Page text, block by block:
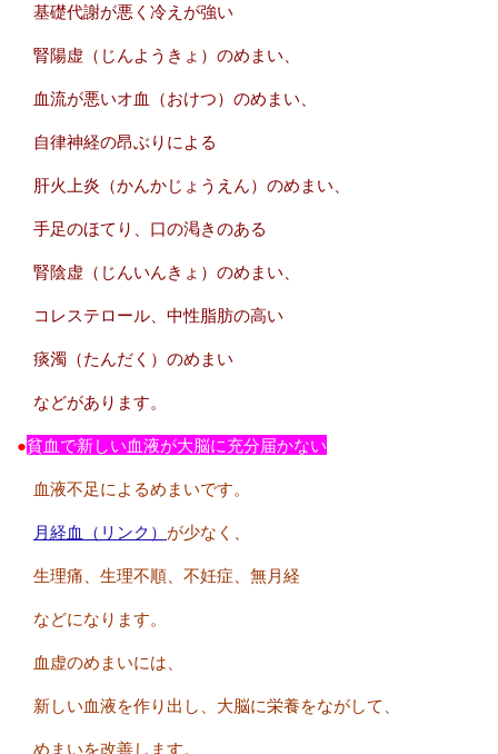
基礎代謝が悪く冷えが強い
腎陽虚（じんようきょ）のめまい、
血流が悪いオ血（おけつ）のめまい、
自律神経の昂ぶりによる
肝火上炎（かんかじょうえん）のめまい、
手足のほてり、口の渇きのある
腎陰虚（じんいんきょ）のめまい、
コレステロール、中性脂肪の高い
痰濁（たんだく）のめまい
などがあります。
●貧血で新しい血液が大脳に充分届かない
血液不足によるめまいです。
月経血（リンク） が少なく、
生理痛、生理不順、不妊症、無月経
などになります。
血虚のめまいには、
新しい血液を作り出し、大脳に栄養をながして、
めまいを改善します。